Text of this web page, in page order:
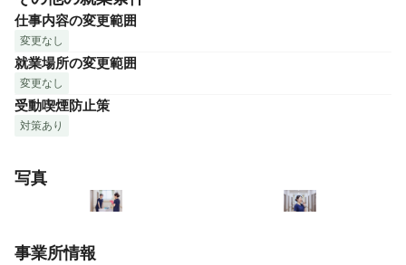
仕事内容の変更範囲
変更なし
就業場所の変更範囲
変更なし
受動喫煙防止策
対策あり
写真
事業所情報